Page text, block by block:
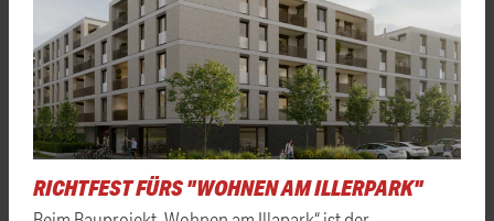
RICHTFEST FÜRS "WOHNEN AM ILLERPARK"